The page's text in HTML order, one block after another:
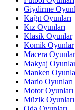
Giydirme
Kağıt Oyunları
Kız Oyunları
Klasik Oyunlar
Komik Oyunlar
Macera
Makyaj
Manken
Mario Oyunları
Motor Oyunları
Müzik Oyunları